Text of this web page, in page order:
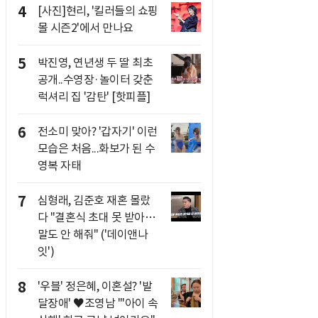
4
[사진]현리, '킬러들의 쇼핑
몰 시즌2'에서 만나요
5
박진영, 연년생 두 딸 최초
공개..수영장·놀이터 갖춘
럭셔리 집 '감탄' [핫피플]
6
전소미 맞아? '갑자기' 이런
모습은 처음...화보가 된 수
영복 자태
7
심형래, 김준호 재혼 몰랐
다 "결혼식 초대 못 받아…
말도 안 해줘" ('데이앤나
잇')
8
'우블' 정은혜, 이혼설? '발
달장애' ♥조영남 "'아이 속